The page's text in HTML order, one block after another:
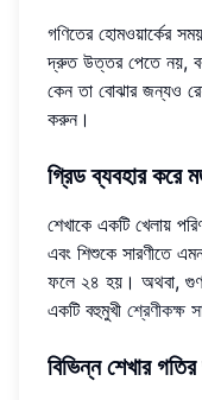
গণিতের হোমওয়ার্কের
দ্রুত উত্তর পেতে নয়,
কেন তা বোঝার জন্যও
করুন।
গ্রিড ব্যবহার করে
শেখাকে একটি খেলায়
এবং শিশুকে সারণীতে
ফলে ২৪ হয়। অথবা,
একটি বহুমুখী শ্রেণীকক্ষ
বিভিন্ন শেখার